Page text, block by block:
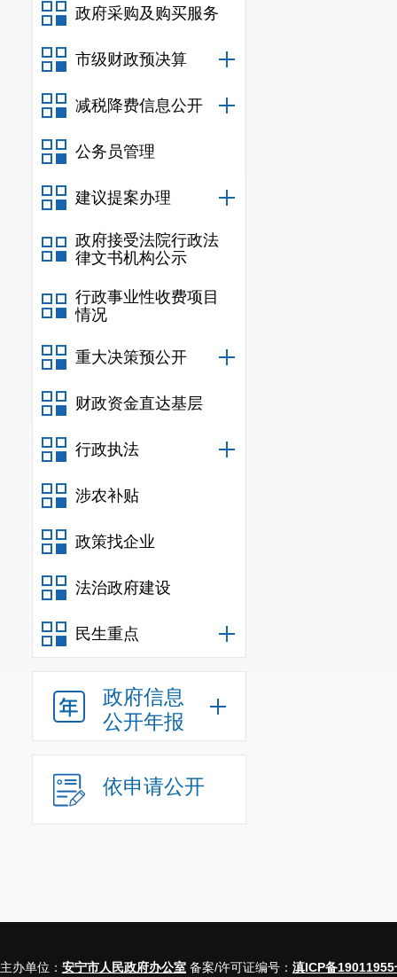
政府采购及购买服务
市级财政预决算
减税降费信息公开
公务员管理
建议提案办理
政府接受法院行政法
律文书机构公示
行政事业性收费项目
情况
重大决策预公开
财政资金直达基层
行政执法
涉农补贴
政策找企业
法治政府建设
民生重点
政府信息
公开年报
依申请公开
主办单位： 安宁市人民政府办公室 备案/许可证编号： 滇ICP备